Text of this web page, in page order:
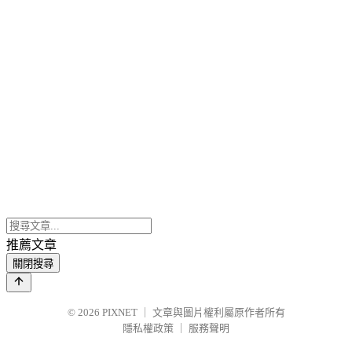
推薦文章
關閉搜尋
© 2026 PIXNET
文章與圖片權利屬原作者所有
隱私權政策
服務聲明